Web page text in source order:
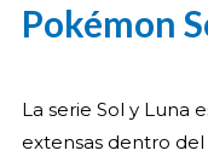
Pokémon
La serie Sol y Luna
extensas dentro del